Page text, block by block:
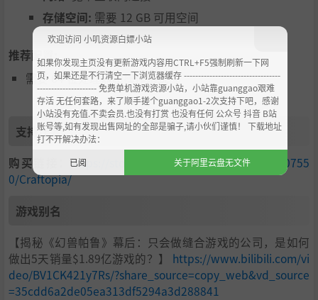
迷宫探索
当探索机器开始发出“噼噼……噼噼”的声音时说明你已经
接近了一个危险的迷宫。回到街道整备装备，出发去迷宫探
索财宝吧！每次进入迷宫都会进行变化，在最深处有这穷凶
当你攻略了迷宫，开放了世界之力时，你将会被授予全新的
存储空间: 需要 12 GB 可用空间
推荐配置:
需要 64 位处理器和操作系统
支持作者
购买链接：https://store.steampowered.com/app/130755
0/Craftopia/
游戏别名
【揭秘《幻兽帕鲁》幕后：只会做缝合游戏的公司，是如何
做出5天销量$1.89亿游戏的？】 https://www.bilibili.com/vi
deo/BV1CK421y7Rs/?share_source=copy_web&vd_source
=35cdd6a2de05ea313df5294a3d288841
欢迎访问 小叽资源白嫖小站
如果你发现主页没有更新游戏内容用CTRL+F5强制刷新一下网
页，如果还是不行清空一下浏览器缓存 ----------------------------------
--------------------- 免费单机游戏资源小站，小站靠guanggao艰难
存活 无任何套路，来了顺手搓个guanggao1-2次支持下吧，感谢
小站没有充值.不卖会员.也没有打赏 也没有任何 公众号 抖音 B站
账号等,如有发现出售网址的全部是骗子,请小伙们谨慎！ 下载地址
打不开解决办法：
已阅
关于阿里云盘无文件